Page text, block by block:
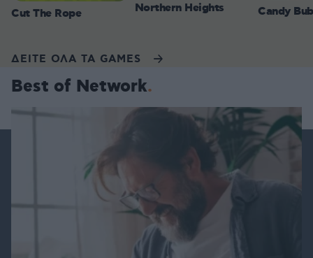
Cut The Rope Northern Heights Candy
ΔΕΙΤΕ ΟΛΑ ΤΑ GAMES
Best of Network